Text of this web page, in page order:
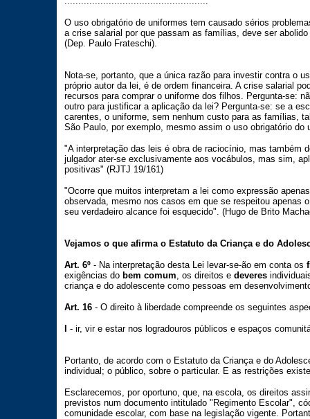
O uso obrigatório de uniformes tem causado sérios
a crise salarial por que passam as famílias, deve ser
(Dep. Paulo Frateschi).
Nota-se, portanto, que a única razão para investir contra o
próprio autor da lei, é de ordem financeira. A crise salarial
recursos para comprar o uniforme dos filhos. Pergunta-se:
outro para justificar a aplicação da lei? Pergunta-se: se a
carentes, o uniforme, sem nenhum custo para as famílias,
São Paulo, por exemplo, mesmo assim o uso obrigatório do
"A interpretação das leis é obra de raciocínio, mas também
julgador ater-se exclusivamente aos vocábulos, mas sim,
positivas" (RJTJ 19/161)
"Ocorre que muitos interpretam a lei como expressão
observada, mesmo nos casos em que se respeitou apenas
seu verdadeiro alcance foi esquecido". (Hugo de Brito
Vejamos o que afirma o Estatuto da Criança e do
Art. 6º - Na interpretação desta Lei levar-se-ão em conta os
exigências do bem comum, os direitos e deveres
criança e do adolescente como pessoas em
Art. 16 - O direito à liberdade compreende os seguintes
- ir, vir e estar nos logradouros públicos e espaços
Portanto, de acordo com o Estatuto da Criança e do
individual; o público, sobre o particular. E as restrições
Esclarecemos, por oportuno, que, na escola, os direitos
previstos num documento intitulado "Regimento Escolar",
comunidade escolar, com base na legislação vigente.